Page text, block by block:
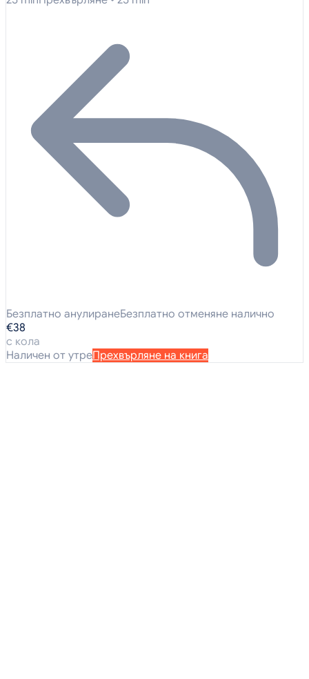
Безплатно анулиранеБезплатно отменяне налично
€38
с кола
Наличен от утреПрехвърляне на книга